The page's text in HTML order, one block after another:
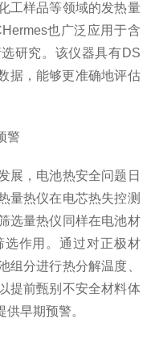
工样品等领域的发热量
也广泛应用于含
研究。该仪器具有DS
据，能够更准确地评估
警
展，电池热安全问题日
量热仪在电芯热失控测
选量热仪同样在电池材
作用。通过对正极材
组分进行热分解温度、
提前甄别不安全材料体
供早期预警。